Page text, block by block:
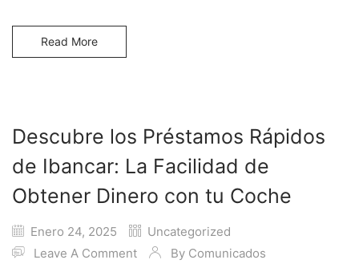
Read More
Descubre los Préstamos Rápidos
de Ibancar: La Facilidad de
Obtener Dinero con tu Coche
Enero 24, 2025
Uncategorized
Leave A Comment
By Comunicados